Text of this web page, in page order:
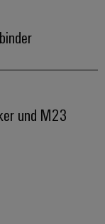
und M23